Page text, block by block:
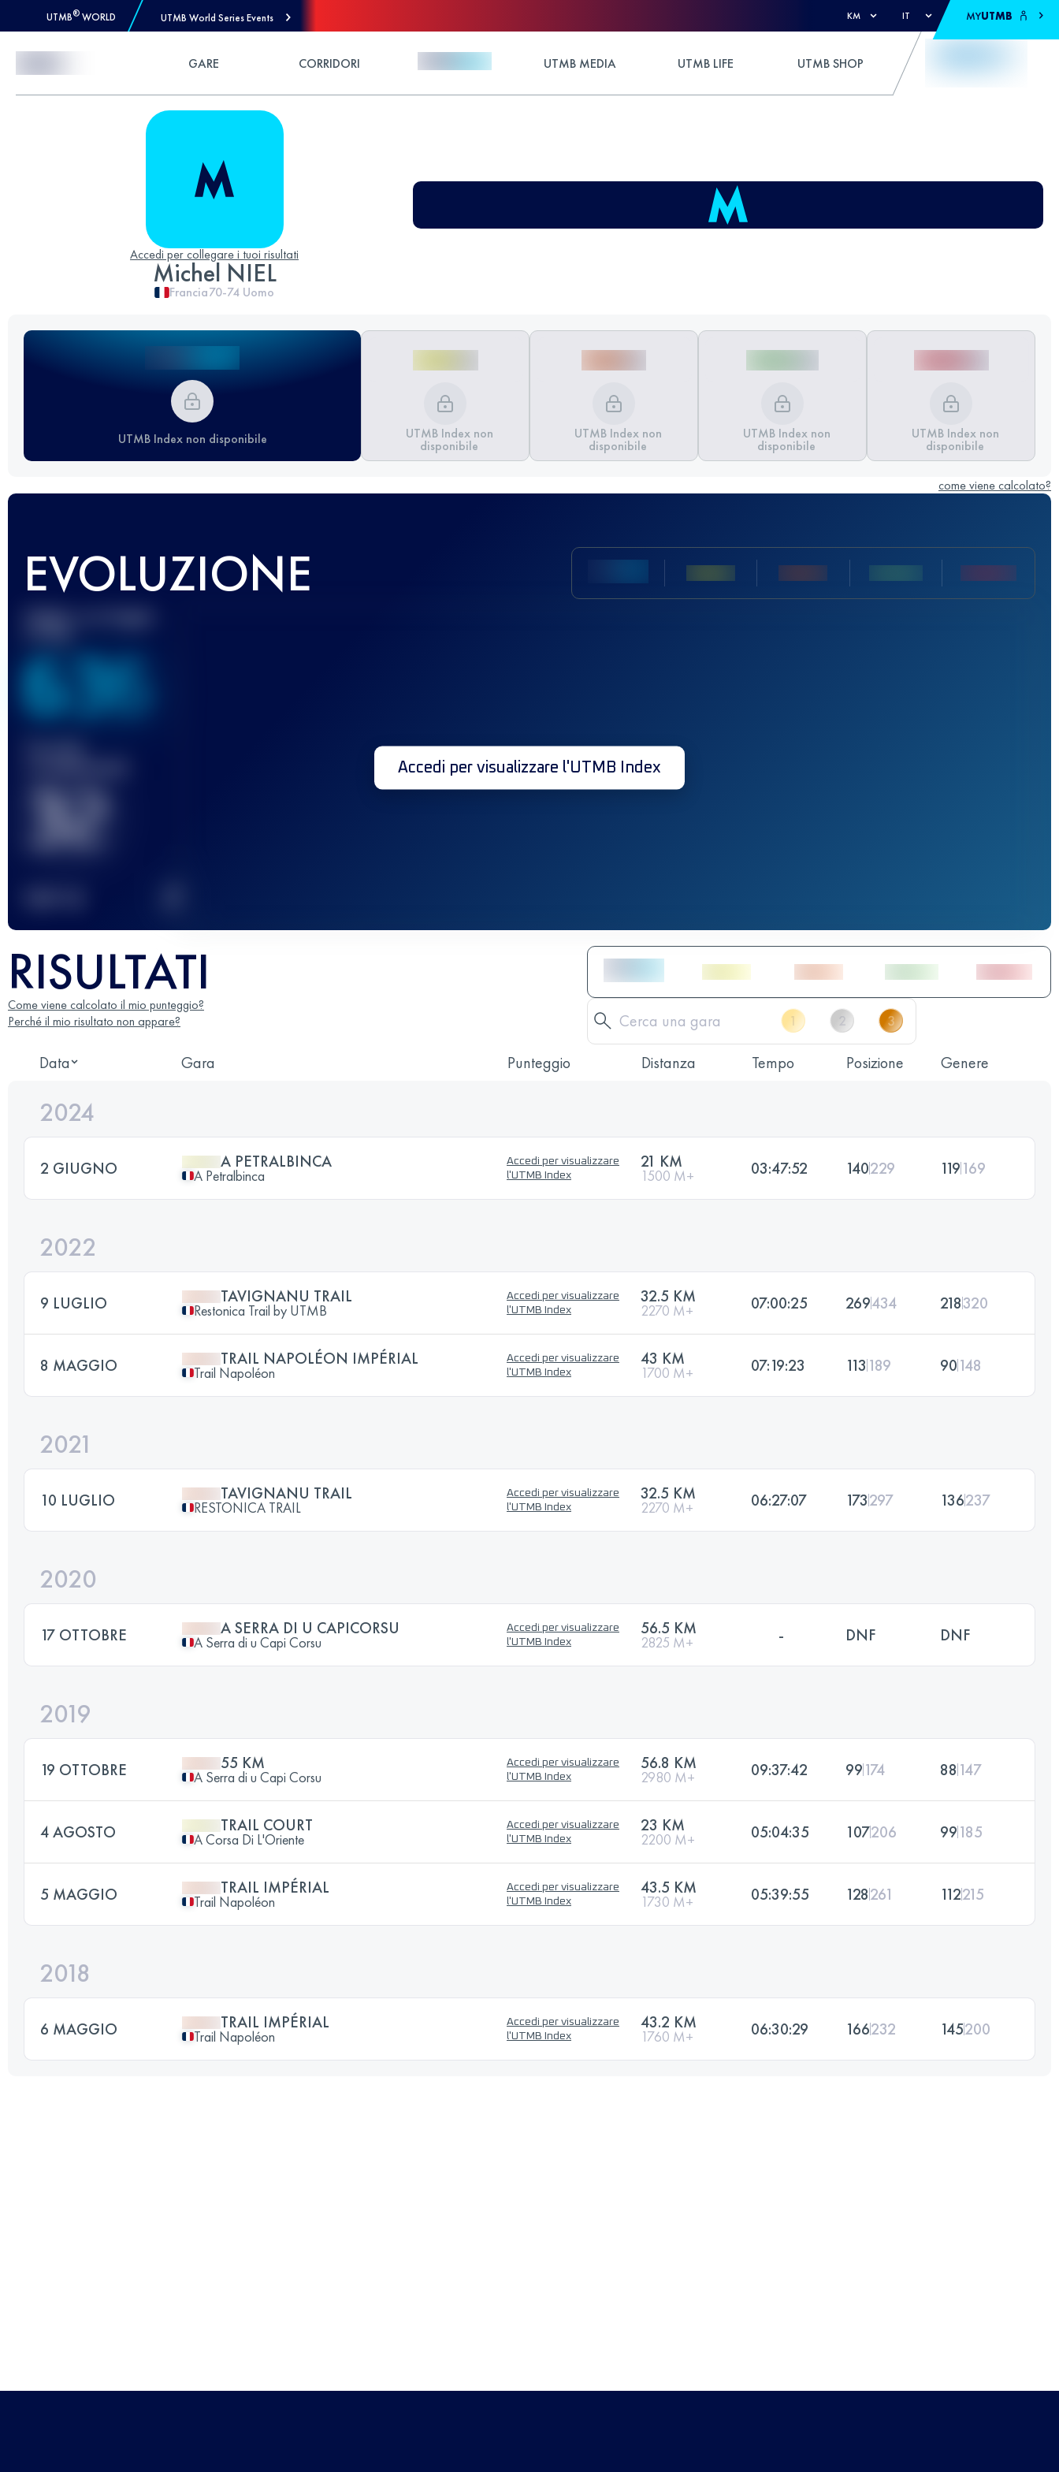
UTMB® WORLD UTMB World Series Events KM IT MYUTMB
GARE CORRIDORI UTMB MEDIA UTMB LIFE UTMB SHOP
Accedi per collegare i tuoi risultati
Michel NIEL
Francia70-74 Uomo
UTMB Index non disponibile UTMB Index non
disponibile
UTMB Index non
disponibile
UTMB Index non
disponibile
UTMB Index non
disponibile
come viene calcolato?
EVOLUZIONE
Miglior punteggio
636
Gara(e)
32
Accedi per visualizzare l'UTMB Index
RISULTATI
Come viene calcolato il mio punteggio?
Perché il mio risultato non appare?
Data Gara Punteggio Distanza Tempo Posizione Genere
2024
2 GIUGNO A PETRALBINCA
A Petralbinca
Accedi per visualizzare
l'UTMB Index
21 KM
1500 M+ 03:47:52 140229 119169
2022
9 LUGLIO TAVIGNANU TRAIL
Restonica Trail by UTMB
Accedi per visualizzare
l'UTMB Index
32.5 KM
2270 M+ 07:00:25 269434 218320
8 MAGGIO TRAIL NAPOLÉON IMPÉRIAL
Trail Napoléon
Accedi per visualizzare
l'UTMB Index
43 KM
1700 M+ 07:19:23 113 189 90148
2021
10 LUGLIO TAVIGNANU TRAIL
RESTONICA TRAIL
Accedi per visualizzare
l'UTMB Index
32.5 KM
2270 M+ 06:27:07 173297 136237
2020
17 OTTOBRE A SERRA DI U CAPICORSU
A Serra di u Capi Corsu
Accedi per visualizzare
l'UTMB Index
56.5 KM
2825 M+ - DNF DNF
2019
19 OTTOBRE 55 KM
A Serra di u Capi Corsu
Accedi per visualizzare
l'UTMB Index
56.8 KM
2980 M+ 09:37:42 99174 88 147
4 AGOSTO TRAIL COURT
A Corsa Di L'Oriente
Accedi per visualizzare
l'UTMB Index
23 KM
2200 M+ 05:04:35 107206 99185
5 MAGGIO TRAIL IMPÉRIAL
Trail Napoléon
Accedi per visualizzare
l'UTMB Index
43.5 KM
1730 M+ 05:39:55 128261 112215
2018
6 MAGGIO TRAIL IMPÉRIAL
Trail Napoléon
Accedi per visualizzare
l'UTMB Index
43.2 KM
1760 M+ 06:30:29 166232 145200